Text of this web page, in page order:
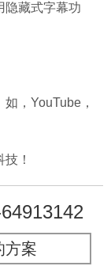
隐藏式字幕功
，YouTube，
技 ！
方案